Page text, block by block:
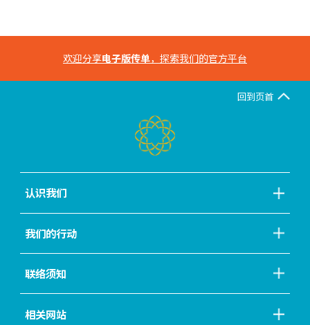
欢迎分享电子版传单，探索我们的官方平台
回到页首
认识我们
我们的行动
联络须知
相关网站